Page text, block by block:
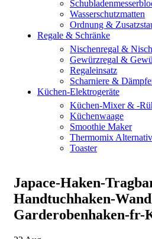
Wasserschutzmatten
Ordnung &
Regale & Schränke
Nischenregal &
Gewürzregal &
Regaleinsatz
Scharniere &
Küchen-Elektrogeräte
Küchen-Mixer & -
Küchenwaage
Smoothie Maker
Thermomix
Toaster
Japace-Haken-
Handtuchhaken-
Garderobenhaken-fr-